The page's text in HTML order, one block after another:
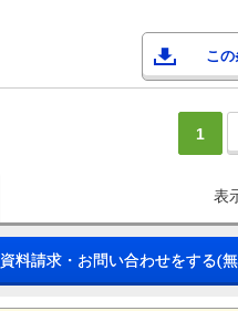
こ
1
表
資料請求・お問い合わせをする(